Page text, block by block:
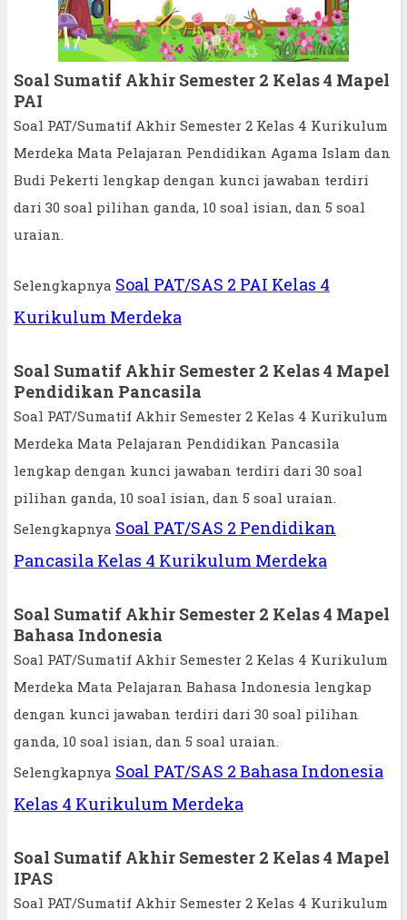
Soal Sumatif Akhir Semester 2 Kelas 4 Mapel
PAI
Soal PAT/Sumatif Akhir Semester 2 Kelas 4 Kurikulum
Merdeka Mata Pelajaran Pendidikan Agama Islam dan
Budi Pekerti lengkap dengan kunci jawaban terdiri
dari 30 soal pilihan ganda, 10 soal isian, dan 5 soal
uraian.
Selengkapnya Soal PAT/SAS 2 PAI Kelas 4
Kurikulum Merdeka
Soal Sumatif Akhir Semester 2 Kelas 4 Mapel
Pendidikan Pancasila
Soal PAT/Sumatif Akhir Semester 2 Kelas 4 Kurikulum
Merdeka Mata Pelajaran Pendidikan Pancasila
lengkap dengan kunci jawaban terdiri dari 30 soal
pilihan ganda, 10 soal isian, dan 5 soal uraian.
Selengkapnya Soal PAT/SAS 2 Pendidikan
Pancasila Kelas 4 Kurikulum Merdeka
Soal Sumatif Akhir Semester 2 Kelas 4 Mapel
Bahasa Indonesia
Soal PAT/Sumatif Akhir Semester 2 Kelas 4 Kurikulum
Merdeka Mata Pelajaran Bahasa Indonesia lengkap
dengan kunci jawaban terdiri dari 30 soal pilihan
ganda, 10 soal isian, dan 5 soal uraian.
Selengkapnya Soal PAT/SAS 2 Bahasa Indonesia
Kelas 4 Kurikulum Merdeka
Soal Sumatif Akhir Semester 2 Kelas 4 Mapel
IPAS
Soal PAT/Sumatif Akhir Semester 2 Kelas 4 Kurikulum